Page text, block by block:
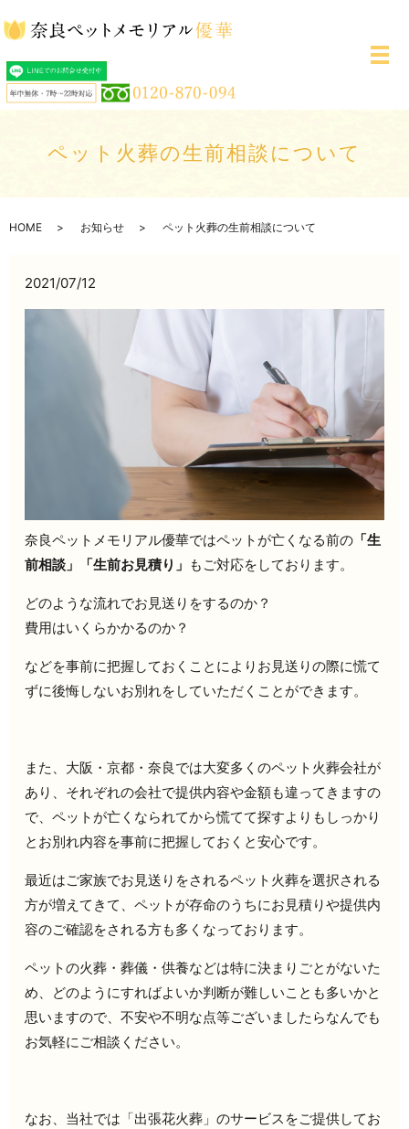
メ
ペット火葬の生前相談について
HOME お知らせ ペット火葬の生前相談について
2021/07/12
奈良ペットメモリアル優華ではペットが亡くなる前の 「生
前相談」「生前お見積り」 もご対応をしております。
どのような流れでお見送りをするのか？
費用はいくらかかるのか？
などを事前に把握しておくことによりお見送りの際に慌て
ずに後悔しないお別れをしていただくことができます。
また、大阪・京都・奈良では大変多くのペット火葬会社が
あり、それぞれの会社で提供内容や金額も違ってきますの
で、ペットが亡くなられてから慌てて探すよりもしっかり
とお別れ内容を事前に把握しておくと安心です。
最近はご家族でお見送りをされるペット火葬を選択される
方が増えてきて、ペットが存命のうちにお見積りや提供内
容のご確認をされる方も多くなっております。
ペットの火葬・葬儀・供養などは特に決まりごとがないた
め、どのようにすればよいか判断が難しいことも多いかと
思いますので、不安や不明な点等ございましたらなんでも
お気軽にご相談ください。
なお、当社では「出張花火葬」のサービスをご提供してお